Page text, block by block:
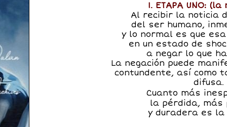
1. ETAPA UNO:
Al recibir la noticia
del ser humano,
y lo normal es que
en un estado de
a negar lo que
La negación puede
contundente, así como
difusa.
Cuanto más
la pérdida, más
y duradera es la